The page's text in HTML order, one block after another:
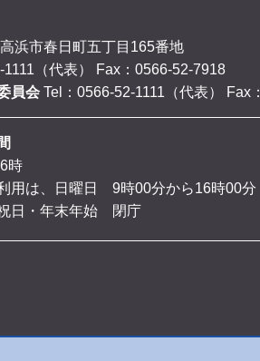
浜市春日町五丁目165番地
（代表）
Fax：0566-52-7918
員会 Tel：0566-52-1111（代表） Fax
時
用は、日曜日 9時00分から16時00
日・年末年始 閉庁